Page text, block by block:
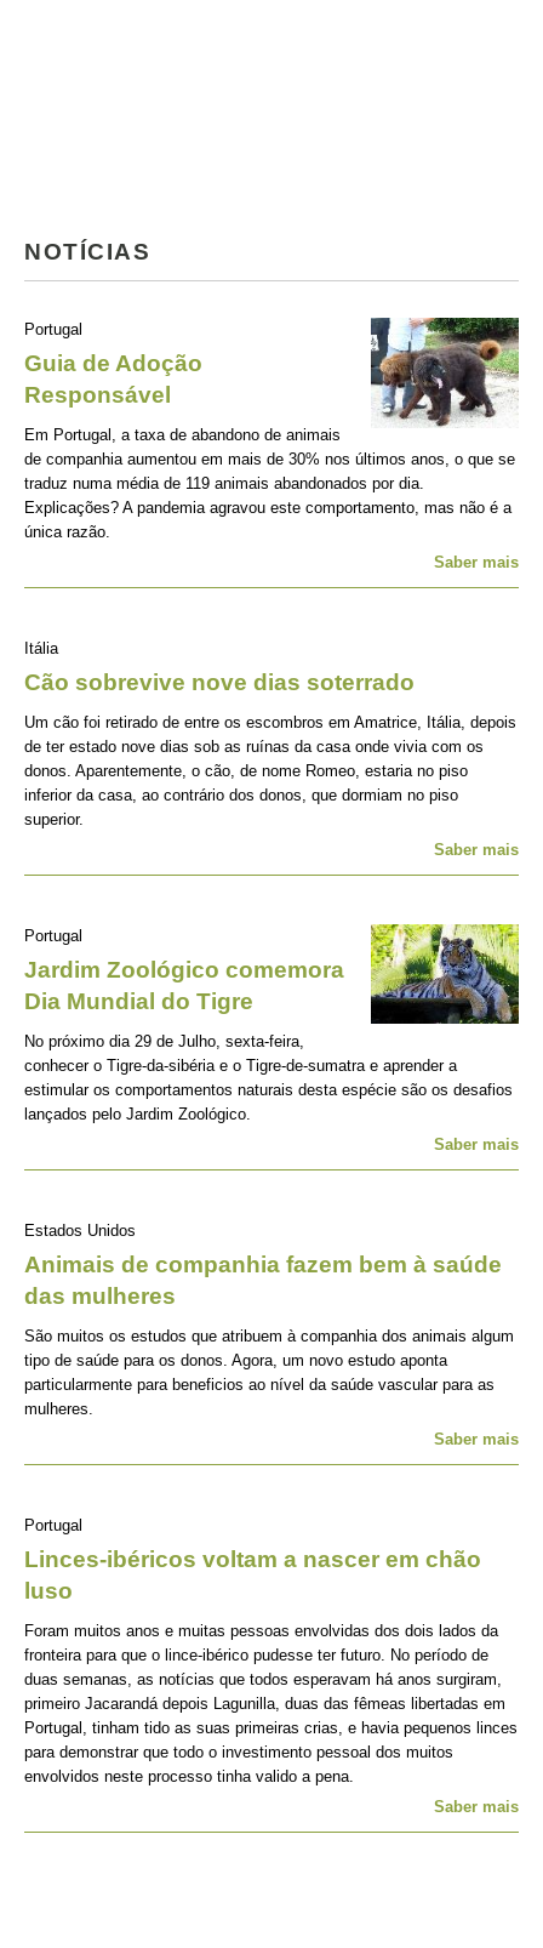
NOTÍCIAS
Portugal
Guia de Adoção
Responsável
Em Portugal, a taxa de abandono de animais
de companhia aumentou em mais de 30% nos últimos anos, o que se
traduz numa média de 119 animais abandonados por dia.
Explicações? A pandemia agravou este comportamento, mas não é a
única razão.
Saber mais
Itália
Cão sobrevive nove dias soterrado
Um cão foi retirado de entre os escombros em Amatrice, Itália, depois
de ter estado nove dias sob as ruínas da casa onde vivia com os
donos. Aparentemente, o cão, de nome Romeo, estaria no piso
inferior da casa, ao contrário dos donos, que dormiam no piso
superior.
Saber mais
Portugal
Jardim Zoológico comemora
Dia Mundial do Tigre
No próximo dia 29 de Julho, sexta-feira,
conhecer o Tigre-da-sibéria e o Tigre-de-sumatra e aprender a
estimular os comportamentos naturais desta espécie são os desafios
lançados pelo Jardim Zoológico.
Saber mais
Estados Unidos
Animais de companhia fazem bem à saúde
das mulheres
São muitos os estudos que atribuem à companhia dos animais algum
tipo de saúde para os donos. Agora, um novo estudo aponta
particularmente para beneficios ao nível da saúde vascular para as
mulheres.
Saber mais
Portugal
Linces-ibéricos voltam a nascer em chão
luso
Foram muitos anos e muitas pessoas envolvidas dos dois lados da
fronteira para que o lince-ibérico pudesse ter futuro. No período de
duas semanas, as notícias que todos esperavam há anos surgiram,
primeiro Jacarandá depois Lagunilla, duas das fêmeas libertadas em
Portugal, tinham tido as suas primeiras crias, e havia pequenos linces
para demonstrar que todo o investimento pessoal dos muitos
envolvidos neste processo tinha valido a pena.
Saber mais